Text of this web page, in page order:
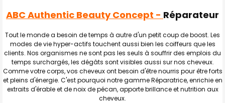
LA
SÉLECTION
AU PANIER
ABC Authentic Beauty Concept - Réparateur
Tout le monde a besoin de temps à autre d'un petit coup de boost. Les
modes de vie hyper-actifs touchent aussi bien les coiffeurs que les
clients. Nos organismes ne sont pas les seuls à souffrir des emplois du
temps surchargés, les dégâts sont visibles aussi sur nos cheveux.
Comme votre corps, vos cheveux ont besoin d'être nourris pour être forts
et pleins d'énergie. C'est pourquoi notre gamme Réparatrice, enrichie en
extraits d'érable et de noix de pécan, apporte brillance et nutrition aux
cheveux.